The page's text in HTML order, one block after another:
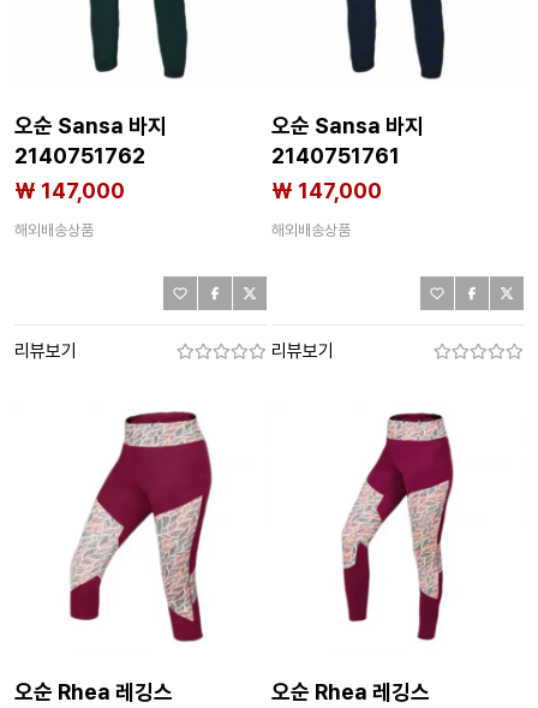
오순 Sansa 바지
2140751762
₩ 147,000
해외배송상품
리뷰보기
오순 Sansa 바지
2140751761
₩ 147,000
해외배송상품
리뷰보기
오순 Rhea 레깅스
오순 Rhea 레깅스